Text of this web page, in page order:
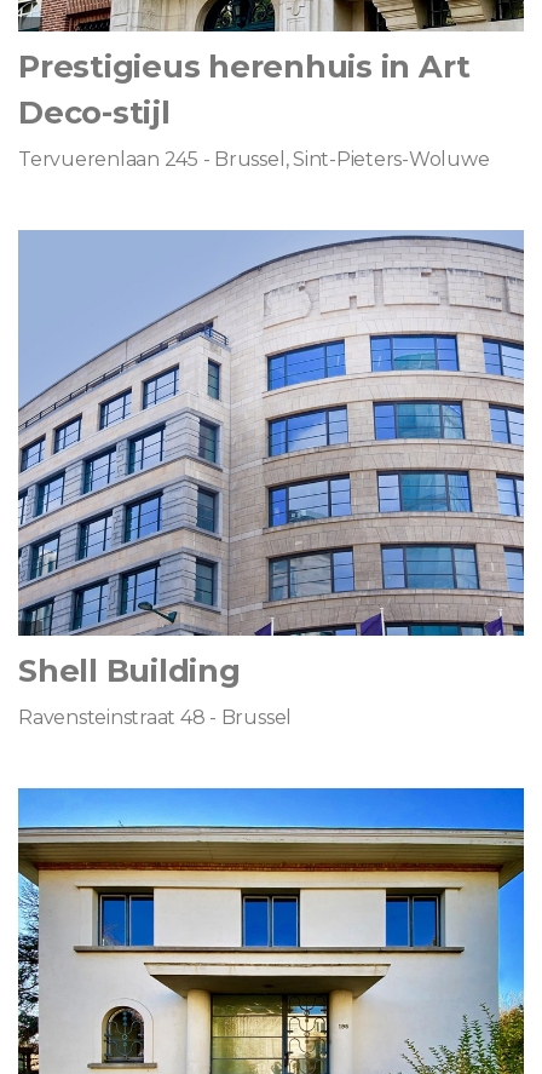
Prestigieus herenhuis in Art
Deco-stijl
Tervuerenlaan 245 - Brussel, Sint-Pieters-Woluwe
Shell Building
Ravensteinstraat 48 - Brussel